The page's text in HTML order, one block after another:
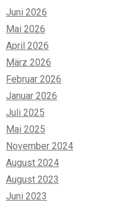
Juni 2026
Mai 2026
April 2026
März 2026
Februar 2026
Januar 2026
Juli 2025
Mai 2025
November 2024
August 2024
August 2023
Juni 2023